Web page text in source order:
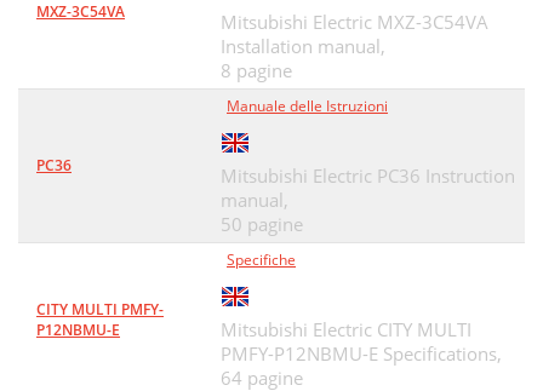
MXZ-3C54VA
Mitsubishi Electric MXZ-3C54VA
Installation manual,
8 pagine
PC36
Manuale delle Istruzioni
Mitsubishi Electric PC36 Instruction
manual,
50 pagine
CITY MULTI PMFY-
P12NBMU-E
Specifiche
Mitsubishi Electric CITY MULTI
PMFY-P12NBMU-E Specifications,
64 pagine